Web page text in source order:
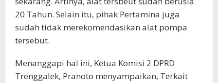
20 Tahun. Selain itu, pihak Pertamina juga
sudah tidak merekomendasikan alat pompa
tersebut.
Menanggapi hal ini, Ketua Komisi 2 DPRD
Trenggalek, Pranoto menyampaikan, Terkait